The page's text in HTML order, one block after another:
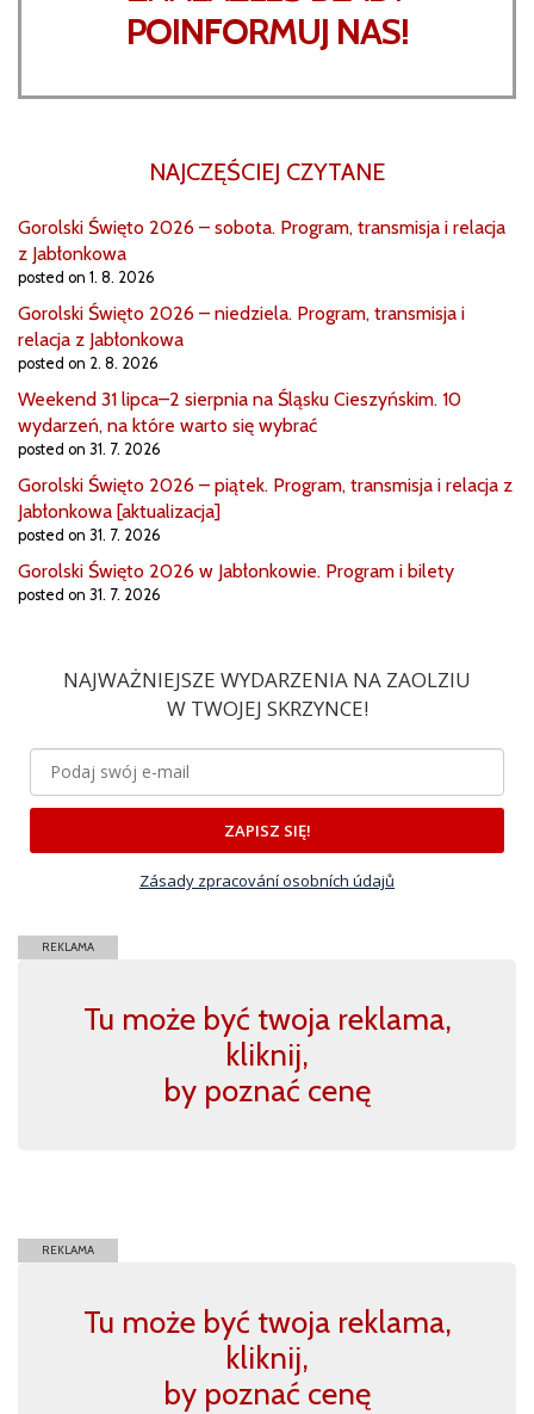
POINFORMUJ NAS!
NAJCZĘŚCIEJ CZYTANE
Gorolski Święto 2026 – sobota. Program, transmisja i relacja
z Jabłonkowa
posted on 1. 8. 2026
Gorolski Święto 2026 – niedziela. Program, transmisja i
relacja z Jabłonkowa
posted on 2. 8. 2026
Weekend 31 lipca–2 sierpnia na Śląsku Cieszyńskim. 10
wydarzeń, na które warto się wybrać
posted on 31. 7. 2026
Gorolski Święto 2026 – piątek. Program, transmisja i relacja z
Jabłonkowa [aktualizacja]
posted on 31. 7. 2026
Gorolski Święto 2026 w Jabłonkowie. Program i bilety
posted on 31. 7. 2026
NAJWAŻNIEJSZE WYDARZENIA NA ZAOLZIU
W TWOJEJ SKRZYNCE!
ZAPISZ SIĘ!
Zásady zpracování osobních údajů
REKLAMA
Tu może być twoja reklama,
kliknij,
by poznać cenę
REKLAMA
Tu może być twoja reklama,
kliknij,
by poznać cenę